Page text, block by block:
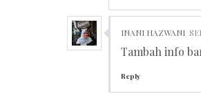
INANI HAZWANI
Tambah info
Reply